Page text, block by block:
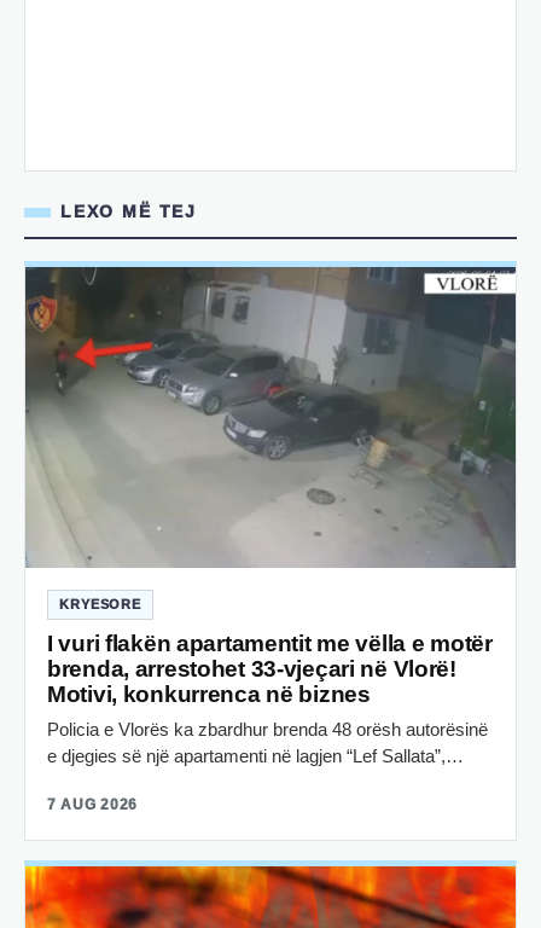
LEXO MË TEJ
KRYESORE
I vuri flakën apartamentit me vëlla e motër
brenda, arrestohet 33-vjeçari në Vlorë!
Motivi, konkurrenca në biznes
Policia e Vlorës ka zbardhur brenda 48 orësh autorësinë
e djegies së një apartamenti në lagjen “Lef Sallata”,…
7 AUG 2026